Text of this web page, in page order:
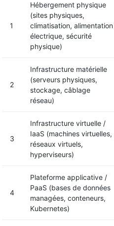
1
Hébergement physique
(sites physiques,
climatisation, alimentation
électrique, sécurité
physique)
2
Infrastructure matérielle
(serveurs physiques,
stockage, câblage
réseau)
3
Infrastructure virtuelle /
IaaS (machines virtuelles,
réseaux virtuels,
hyperviseurs)
4
Plateforme applicative /
PaaS (bases de données
managées, conteneurs,
Kubernetes)